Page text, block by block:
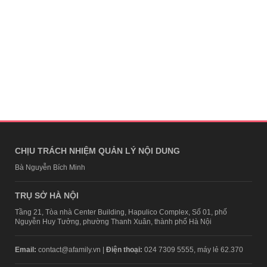
CHỊU TRÁCH NHIỆM QUẢN LÝ NỘI DUNG
Bà Nguyễn Bích Minh
TRỤ SỞ HÀ NỘI
Tầng 21, Tòa nhà Center Building, Hapulico Complex, Số 01, phố
Nguyễn Huy Tưởng, phường Thanh Xuân, thành phố Hà Nội
Email: contact@afamily.vn | Điện thoại: 024 7309 5555, máy lẻ 62.370